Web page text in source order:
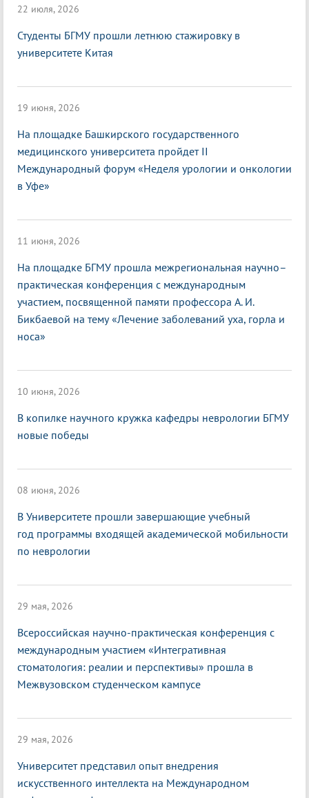
22 июля, 2026
Студенты БГМУ прошли летнюю стажировку в
университете Китая
19 июня, 2026
На площадке Башкирского государственного
медицинского университета пройдет II
Международный форум «Неделя урологии и онкологии
в Уфе»
11 июня, 2026
На площадке БГМУ прошла межрегиональная научно–
практическая конференция с международным
участием, посвященной памяти профессора А. И.
Бикбаевой на тему «Лечение заболеваний уха, горла и
носа»
10 июня, 2026
В копилке научного кружка кафедры неврологии БГМУ
новые победы
08 июня, 2026
В Университете прошли завершающие учебный
год программы входящей академической мобильности
по неврологии
29 мая, 2026
Всероссийская научно-практическая конференция с
международным участием «Интегративная
стоматология: реалии и перспективы» прошла в
Межвузовском студенческом кампусе
29 мая, 2026
Университет представил опыт внедрения
искусственного интеллекта на Международном